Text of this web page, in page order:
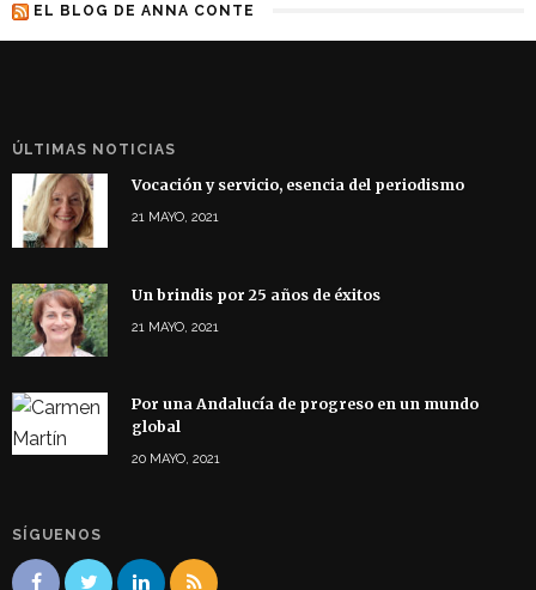
EL BLOG DE ANNA CONTE
ÚLTIMAS NOTICIAS
Vocación y servicio, esencia del periodismo
21 MAYO, 2021
Un brindis por 25 años de éxitos
21 MAYO, 2021
Por una Andalucía de progreso en un mundo
global
20 MAYO, 2021
SÍGUENOS